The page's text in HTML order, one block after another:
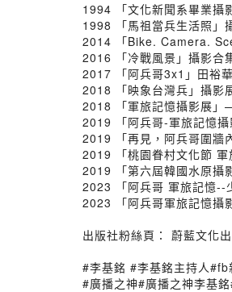
1994 「文化新聞系畢業
1998 「馬祖當兵生活照
2014 「Bike. Camera.
2016 「冷戰風景」攝影
2017 「阿兵哥3x1」田裕
2018 「映象台灣兵」攝
2018 「軍旅記憶攝影展
2019 「阿兵哥-軍旅記憶
2019 「再見，阿兵哥圍牆
2019 「桃園眷村文化節
2019 「第六屆韓國水原
2023 「阿兵哥 軍旅記憶
2023 「阿兵哥軍旅記憶
出版社粉絲頁： 蔚藍文化
#李基銘 #李基銘主持人
#廣播之神#廣播之神李基